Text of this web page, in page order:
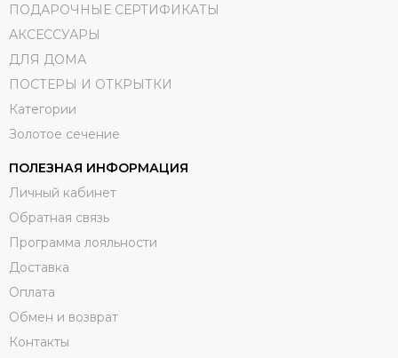
ПОДАРОЧНЫЕ СЕРТИФИКАТЫ
АКСЕССУАРЫ
ДЛЯ ДОМА
ПОСТЕРЫ И ОТКРЫТКИ
Категории
Золотое сечение
ПОЛЕЗНАЯ ИНФОРМАЦИЯ
Личный кабинет
Обратная связь
Программа лояльности
Доставка
Оплата
Обмен и возврат
Контакты